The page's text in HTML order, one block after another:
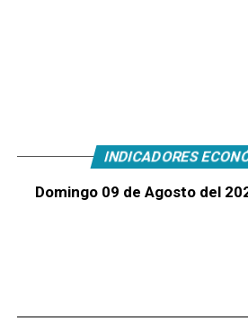
INDICADORES
Domingo 09 de Agosto del